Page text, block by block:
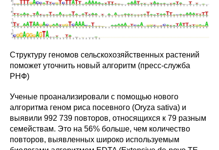
Структуру геномов сельскохозяйственных растений
поможет уточнить новый алгоритм (пресс-служба
РНФ)
Ученые проанализировали с помощью нового
алгоритма геном риса посевного (Oryza sativa) и
выявили 992 739 повторов, относящихся к 79 разным
семействам. Это на 56% больше, чем количество
повторов, выявленных широко используемым